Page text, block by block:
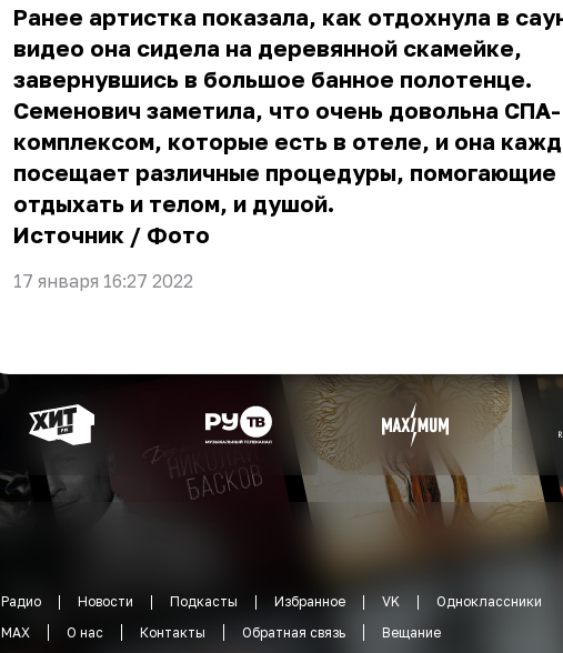
Ранее артистка показала, как отдохнула в
видео она сидела на деревянной скамейке,
завернувшись в большое банное полотенце.
Семенович заметила, что очень довольна СПА-
комплексом, которые есть в отеле, и она
посещает различные процедуры, помогающие
отдыхать и телом, и душой.
Источник / Фото
17 января 16:27 2022
Радио Новости Подкасты Избранное VK
Одноклассники
MAX
О нас Контакты Обратная связь Вещание